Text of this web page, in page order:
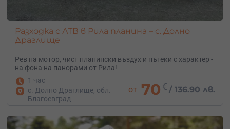
Разходка с АТВ в Рила планина – с. Долно
Драглище
Рев на мотор, чист планински въздух и пътеки с характер -
на фона на панорами от Рила!
1 час
с. Долно Драглище, обл.
Благоевград
от 70 € /136.90 лв.